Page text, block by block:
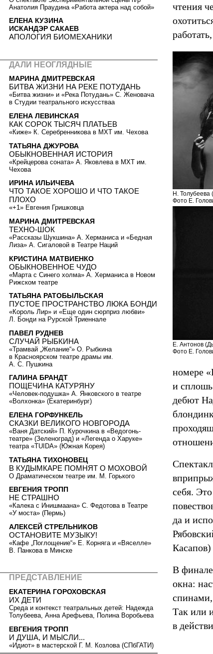
чтения
Н. Толубеева
Фото Е.
Е. Антонов
Фото Е.
номере
и
дебют
себя.
да и
В
окна:
Так или
в
Анатолия Праудина «Работа актера над собой»
ЕЛЕНА КУЗИНА
ИСКАНДЭР САКАЕВ
АПОЛОГИЯ БИОМЕХАНИКИ
ДАЛИ НЕОГЛЯДНЫЕ
МАРИНА ДМИТРЕВСКАЯ
БИТВА ЖИЗНИ НА РЕКЕ ПОТУДАНЬ
«Битва жизни» и «Река Потудань» С. Женовача
в Студии театрального искусстваa
ЕЛЕНА ЛЕВИНСКАЯ
КАК СОРОК ТЫСЯЧ ПЛАТЬЕВ
«Киже» К. Серебренникова в МХТ им. Чехова
ТАТЬЯНА ДЖУРОВА
ОБЫКНОВЕННАЯ ИСТОРИЯ
«Крейцерова соната» А. Яковлева в МХТ им.
Чехова
ИРИНА ИЛЬИЧЕВА
ЧТО ТАКОЕ ХОРОШО И ЧТО ТАКОЕ
ПЛОХО
«+1» Евгения Гришковца
МАРИНА ДМИТРЕВСКАЯ
ТЕХНО-ШОК
«Рассказы Шукшина» А. Херманиса и «Бедная
Лиза» А. Сигаловой в Театре Наций
КРИСТИНА МАТВИЕНКО
ОБЫКНОВЕННОЕ ЧУДО
«Марта с Синего холма» А. Херманиса в Новом
Рижском театре
ТАТЬЯНА РАТОБЫЛЬСКАЯ
ПУСТОЕ ПРОСТРАНСТВО ЛЮКА БОНДИ
«Король Лир» и «Еще один сюрприз любви»
Л. Бонди на Рурской Триеннале
ПАВЕЛ РУДНЕВ
СЛУЧАЙ РЫБКИНА
«Трамвай „Желание“» О. Рыбкина
в Красноярском театре драмы им.
А. С. Пушкина
ГАЛИНА БРАНДТ
ПОЩЕЧИНА КАТУРЯНУ
«Человек-подушка» А. Янковского в театре
«Волхонка» (Екатеринбург)
ЕЛЕНА ГОРФУНКЕЛЬ
СКАЗКИ ВЕЛИКОГО НОВГОРОДА
«Ваня Датский» П. Курочкина в «Ведогонь-
театре» (Зеленоград) и «Легенда о Харуке»
театра «TUIDA» (Южная Корея)
ТАТЬЯНА ТИХОНОВЕЦ
В КУДЫМКАРЕ ПОМНЯТ О МОХОВОЙ
О Драматическом театре им. М. Горького
ЕВГЕНИЯ ТРОПП
НЕ СТРАШНО
«Калека с Инишмаана» С. Федотова в Театре
«У моста» (Пермь)
АЛЕКСЕЙ СТРЕЛЬНИКОВ
ОСТАНОВИТЕ МУЗЫКУ!
«Кафе „Поглощение“» Е. Корняга и «Вяселле»
В. Панкова в Минске
ПРЕДСТАВЛЕНИЕ
ЕКАТЕРИНА ГОРОХОВСКАЯ
ИХ ДЕТИ
Среда и контекст театральных детей: Надежда
Толубеева, Анна Арефьева, Полина Воробьева
ЕВГЕНИЯ ТРОПП
И ДУША, И МЫСЛИ...
«Идиот» в мастерской Г. М. Козлова (СПбГАТИ)